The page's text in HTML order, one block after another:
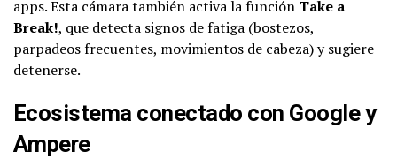
apps. Esta cámara también activa la función Take a
Break!, que detecta signos de fatiga (bostezos,
parpadeos frecuentes, movimientos de cabeza) y sugiere
detenerse.
Ecosistema conectado con Google y
Ampere